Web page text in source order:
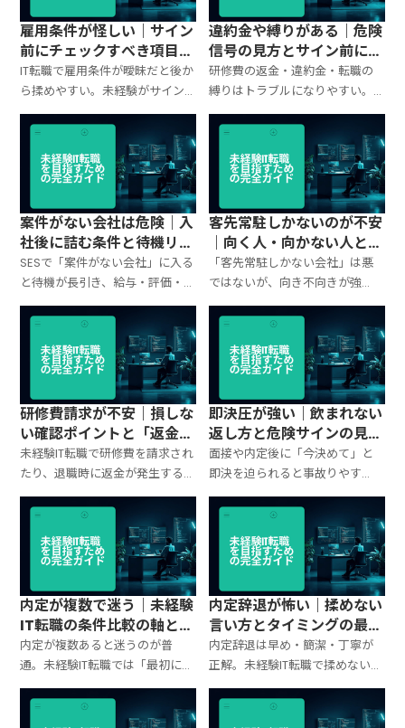
雇用条件が怪しい｜サイン
前にチェックすべき項目と
確認質問テンプレ
IT転職で雇用条件が曖昧だと後か
ら揉めやすい。未経験がサイン
前に見るべき項目（給与内訳・
残業・配属・待機・違約金）を
整理し、確認質問テンプレもま
とめ。
違約金や縛りがある｜危険
信号の見方とサイン前に確
認すべきこと
研修費の返金・違約金・転職の
縛りはトラブルになりやすい。
未経験が見抜くべき危険信号、
書面で確認するポイント、面接
での質問テンプレを整理。
案件がない会社は危険｜入
社後に詰む条件と待機リス
クの見抜き方
SESで「案件がない会社」に入る
と待機が長引き、給与・評価・ス
キルが崩れる。待機が発生する
仕組み、危険サイン、面接で確認
すべき質問テンプレを整理。
客先常駐しかないのが不安
｜向く人・向かない人と後
悔しない選び方
「客先常駐しかない会社」は悪
ではないが、向き不向きが強
い。未経験が後悔しやすいポイ
ント（相談先・評価・配属ガチ
ャ）を整理し、向く人/向かない
人と面接での確認事項をまと
研修費請求が不安｜損しな
い確認ポイントと「返金条
件」の見抜き方
未経験IT転職で研修費を請求され
たり、退職時に返金が発生するケ
ースがある。危険なパターン、書
面で確認すべき項目、面接での
質問テンプレを整理。
即決圧が強い｜飲まれない
返し方と危険サインの見分
け方
面接や内定後に「今決めて」と
即決を迫られると事故りやす
い。即決圧が強い会社の危険サ
イン、冷静に時間を確保する返し
方テンプレ、判断基準を整理。
内定が複数で迷う｜未経験
IT転職の条件比較の軸と決
め方テンプレ
内定が複数あると迷うのが普
通。未経験IT転職では「最初に詰
まらない条件」を優先するのが
最短。比較軸（配属・教育・待
内定辞退が怖い｜揉めない
言い方とタイミングの最短
ルール
内定辞退は早め・簡潔・丁寧が
正解。未経験IT転職で揉めないた
めの辞退の基本、連絡のタイミ
ング、電話/メールの言い方テン